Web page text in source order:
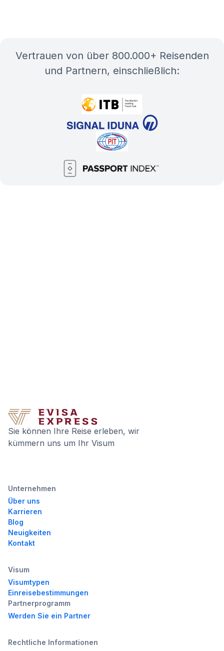
Vertrauen von über 800.000+ Reisenden
und Partnern, einschließlich:
Sie können Ihre Reise erleben, wir
kümmern uns um Ihr Visum
Unternehmen
Über uns
Karrieren
Blog
Neuigkeiten
Kontakt
Visum
Visumtypen
Einreisebestimmungen
Partnerprogramm
Werden Sie ein Partner
Rechtliche Informationen